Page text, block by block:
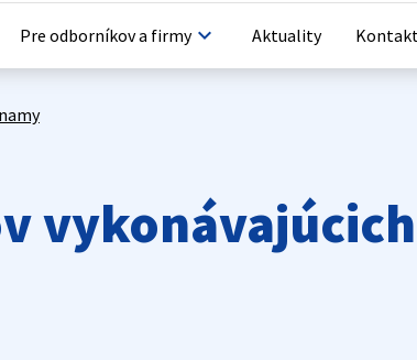
Pre odborníkov a firmykeyboard_arrow_down Aktuality